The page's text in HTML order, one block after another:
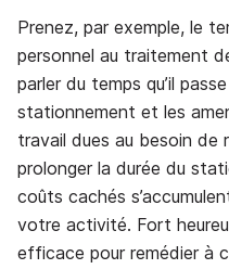
Prenez, par exemple, le
personnel au traitement
parler du temps qu’il
stationnement et les
travail dues au besoin de
prolonger la durée du
coûts cachés
votre activité. Fort
efficace pour remédier à